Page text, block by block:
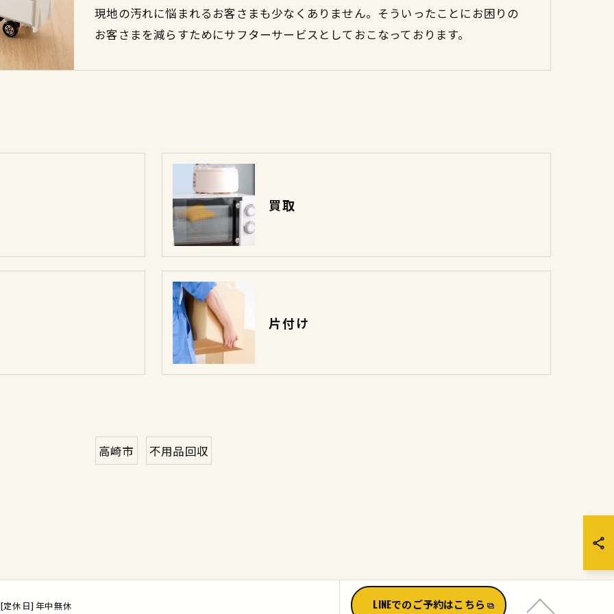
現地の汚れに悩まれるお客さまも少なくありません。そういったことにお困りの
お客さまを減らすためにサフターサービスとしておこなっております。
買取
片付け
高崎市 不用品回収
休日] 年中無休 LINEでのご予約はこちら